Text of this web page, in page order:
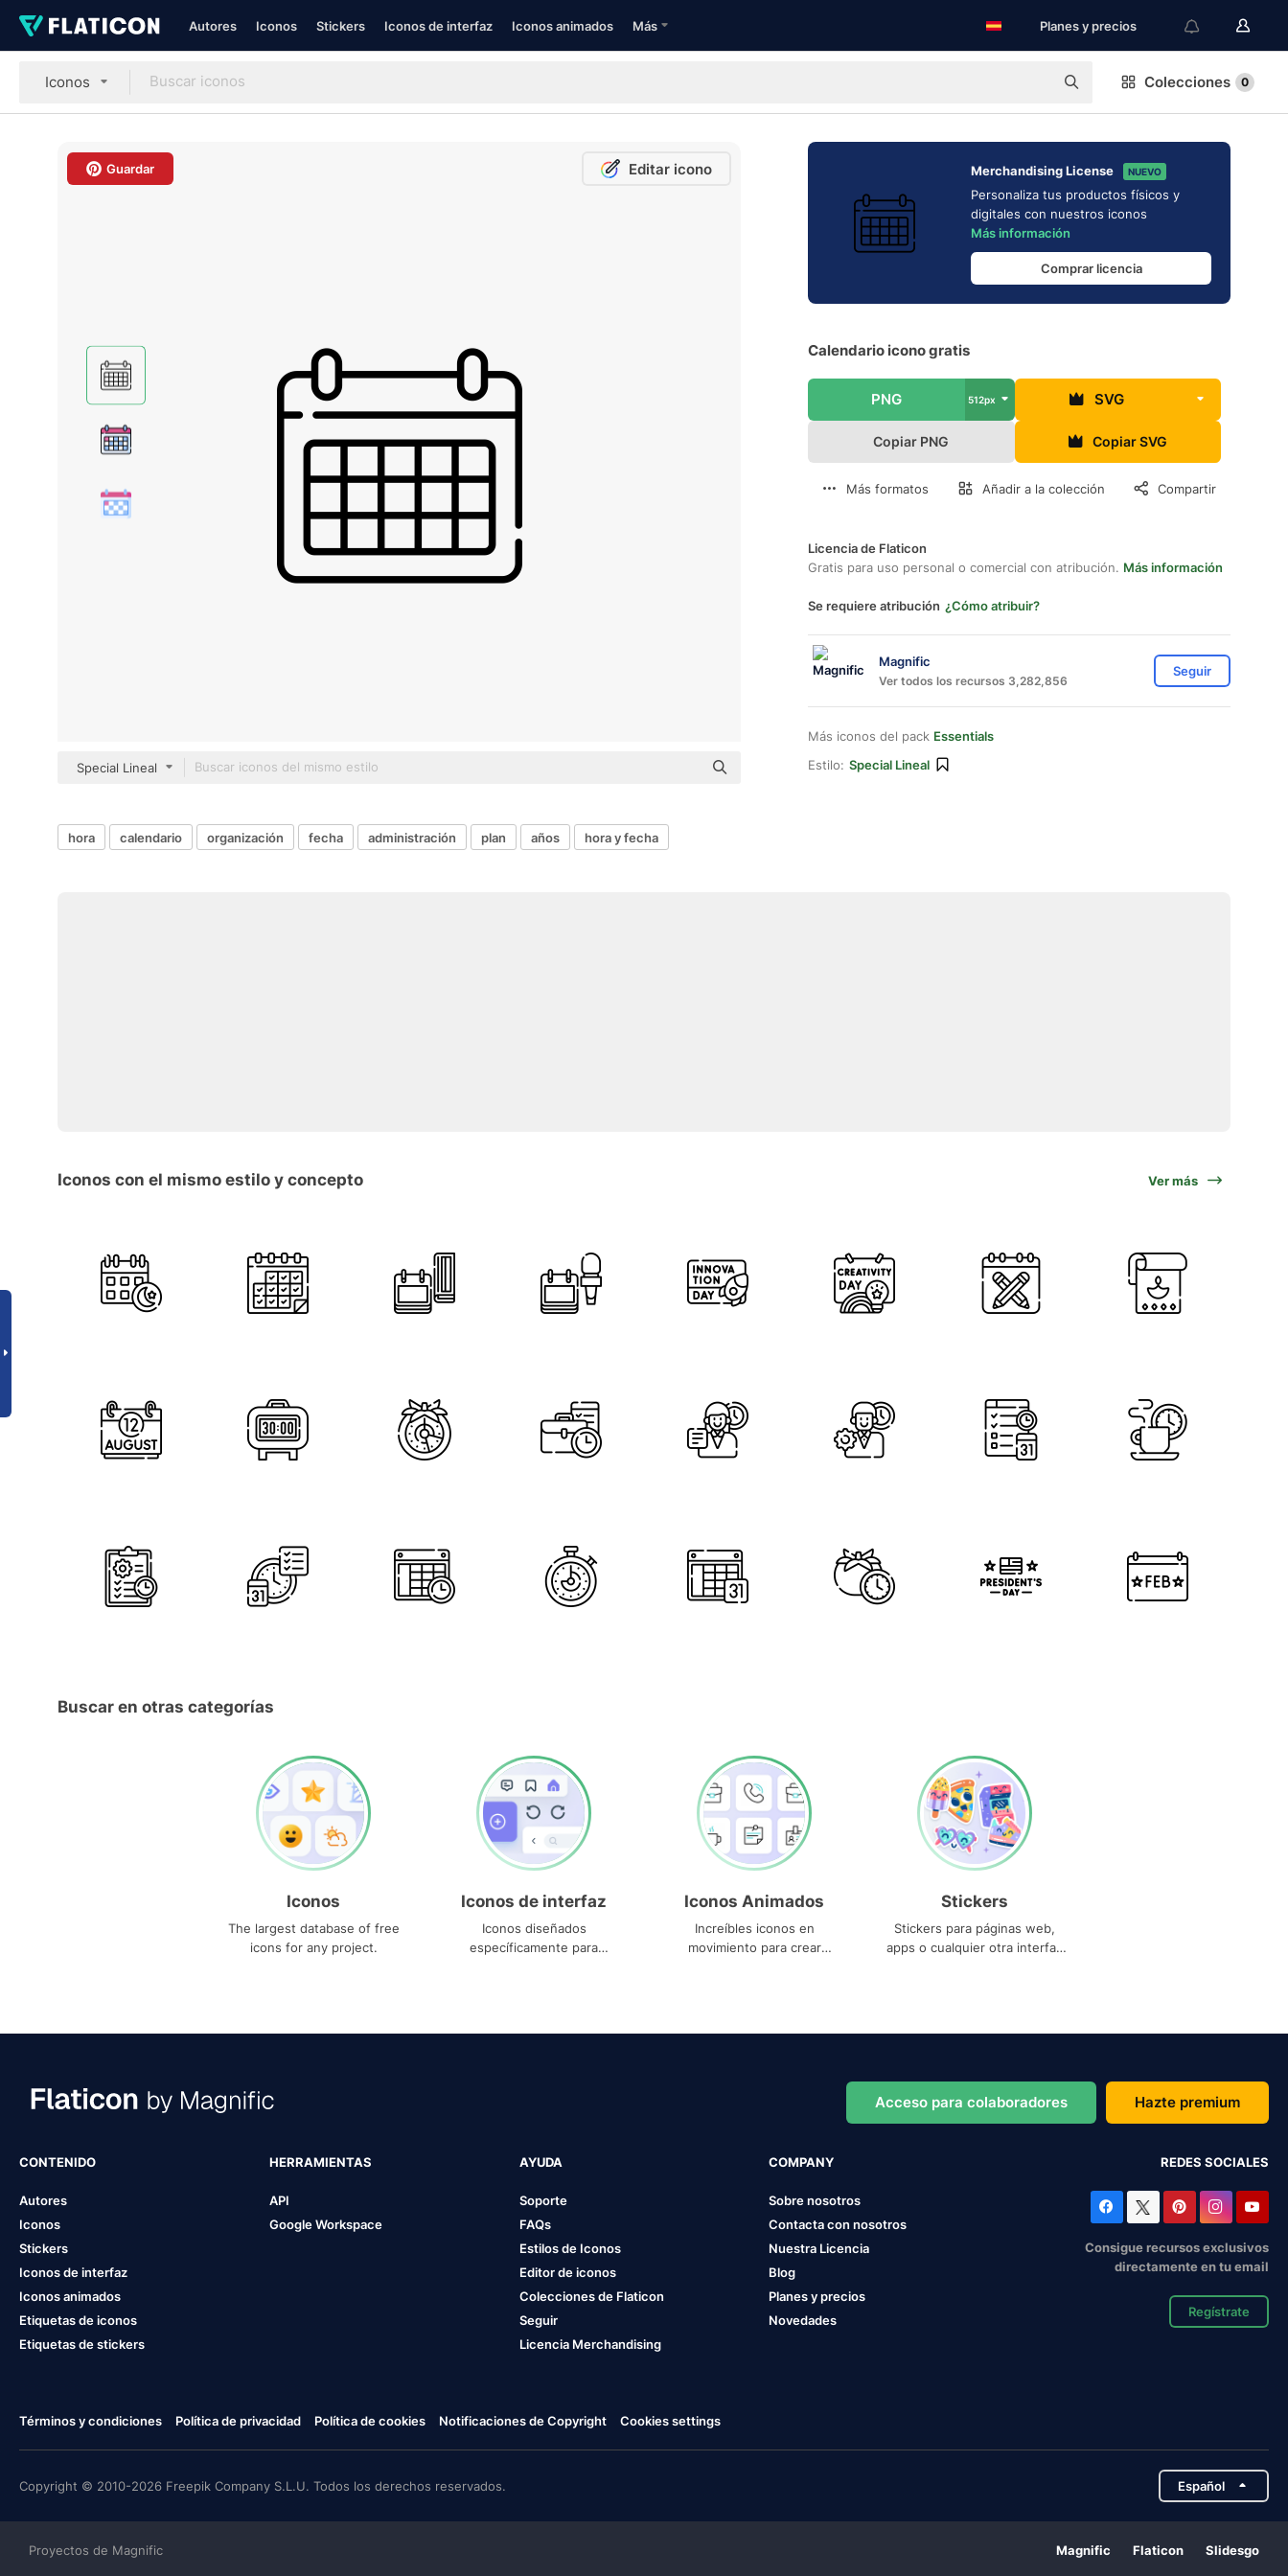
Autores Iconos Stickers Iconos de interfaz Iconos animados Más Planes y precios
Iconos Colecciones 0
Guardar Editar icono
Special Lineal
Merchandising License NUEVO
Personaliza tus productos físicos y
digitales con nuestros iconos
Más información
Comprar licencia
Calendario icono gratis
PNG 512px SVG
Copiar PNG Copiar SVG
Más formatos Añadir a la colección Compartir
Licencia de Flaticon
Gratis para uso personal o comercial con atribución. Más información
Se requiere atribución ¿Cómo atribuir?
Magnific
Ver todos los recursos 3,282,856
Seguir
Más iconos del pack Essentials
Estilo: Special Lineal
hora calendario organización fecha administración plan años hora y fecha
Iconos con el mismo estilo y concepto Ver más
Buscar en otras categorías
Iconos
The largest database of free
icons for any project.
Iconos de interfaz
Iconos diseñados
específicamente para
Iconos Animados
Increíbles iconos en
movimiento para crear
Stickers
Stickers para páginas web,
apps o cualquier otra interfaz
Acceso para colaboradores Hazte premium
CONTENIDO
Autores
Iconos
Stickers
Iconos de interfaz
Iconos animados
Etiquetas de iconos
Etiquetas de stickers
HERRAMIENTAS
API
Google Workspace
AYUDA
Soporte
FAQs
Estilos de Iconos
Editor de iconos
Colecciones de Flaticon
Seguir
Licencia Merchandising
COMPANY
Sobre nosotros
Contacta con nosotros
Nuestra Licencia
Blog
Planes y precios
Novedades
REDES SOCIALES
Consigue recursos exclusivos
directamente en tu email
Regístrate
Términos y condiciones Política de privacidad Política de cookies Notificaciones de Copyright Cookies settings
Copyright © 2010-2026 Freepik Company S.L.U. Todos los derechos reservados. Español
Proyectos de Magnific Magnific Flaticon Slidesgo